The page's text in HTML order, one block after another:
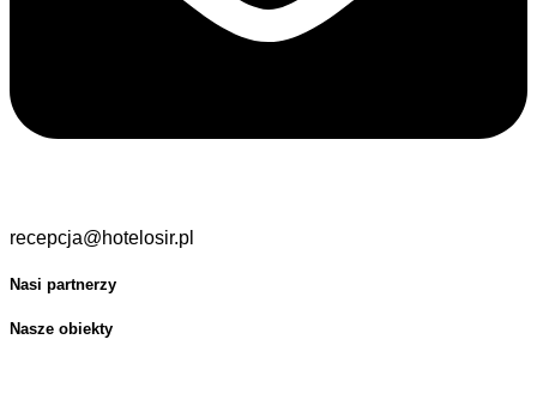
recepcja@hotelosir.pl
Nasi partnerzy
Nasze obiekty